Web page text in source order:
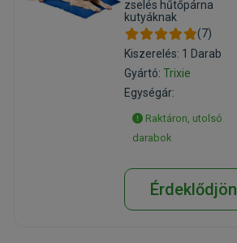
zselés hűtőpárna
kutyáknak
(7)
Kiszerelés: 1 Darab
Gyártó:Trixie
Egységár:
Raktáron, utolsó
darabok
Érdeklődjön